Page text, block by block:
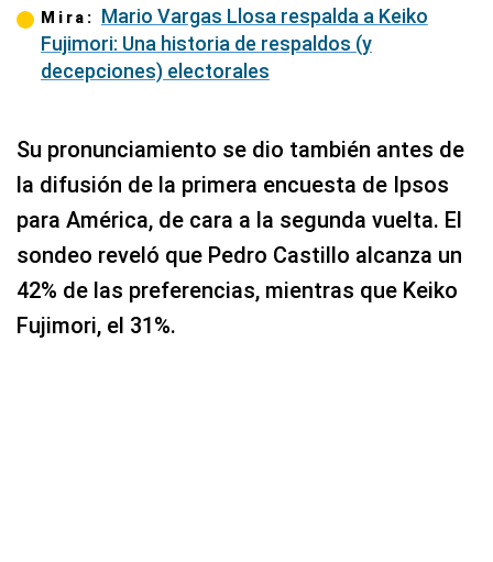
Mira: Mario Vargas Llosa respalda a Keiko
Fujimori: Una historia de respaldos (y
decepciones) electorales
Su pronunciamiento se dio también antes de
la difusión de la primera encuesta de Ipsos
para América, de cara a la segunda vuelta. El
sondeo reveló que Pedro Castillo alcanza un
42% de las preferencias, mientras que Keiko
Fujimori, el 31%.